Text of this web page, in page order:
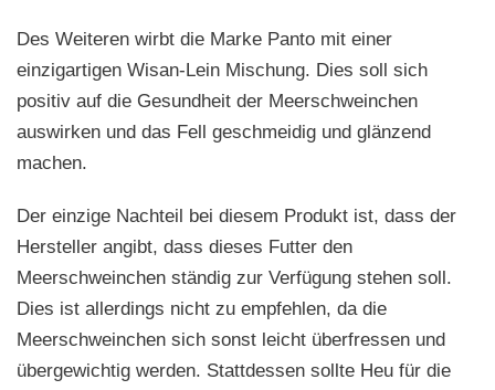
Des Weiteren wirbt die Marke Panto mit einer
einzigartigen Wisan-Lein Mischung. Dies soll sich
positiv auf die Gesundheit der Meerschweinchen
auswirken und das Fell geschmeidig und glänzend
machen.
Der einzige Nachteil bei diesem Produkt ist, dass der
Hersteller angibt, dass dieses Futter den
Meerschweinchen ständig zur Verfügung stehen soll.
Dies ist allerdings nicht zu empfehlen, da die
Meerschweinchen sich sonst leicht überfressen und
übergewichtig werden. Stattdessen sollte Heu für die